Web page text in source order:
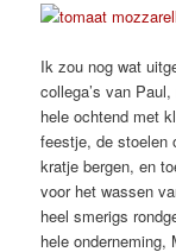
Ik zou nog wat
collega’s van
hele ochtend met
feestje, de stoelen
kratje bergen, en
voor het wassen
heel smerigs
hele onderneming,